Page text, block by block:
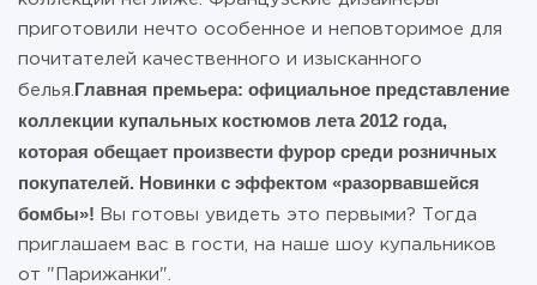
приготовили нечто особенное и неповторимое для
почитателей качественного и изысканного
белья. Главная премьера: официальное представление
коллекции купальных костюмов лета 2012 года,
которая обещает произвести фурор среди розничных
покупателей. Новинки с эффектом «разорвавшейся
бомбы»!
Вы готовы увидеть это первыми? Тогда
приглашаем вас в гости, на наше шоу купальников
от "Парижанки".